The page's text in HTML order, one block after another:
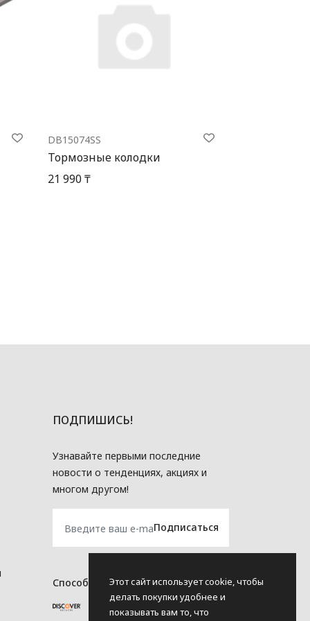
DB15074SS
Тормозные колодки
21 990 ₸
ПОДПИШИСЬ!
Узнавайте первыми последние
новости о тенденциях, акциях и
многом другом!
Способы оплатыЭтот сайт использует cookie, чтобы
делать покупки удобнее и
показывать вам то, что